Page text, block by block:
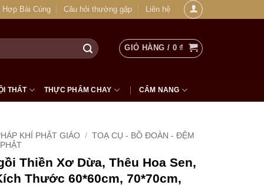
Hợp Bài Cúng Câu hỏi thường gặp Liên hệ
GIỎ HÀNG / 0₫
THẤT THỰC PHẨM CHAY CẨM NANG
KHÍ PHẬT GIÁO / TOẠ CỤ - BỒ ĐOÀN - ĐỆM
Thiền Xơ Dừa, Thêu Hoa Sen,
Thước 60*60cm, 70*70cm,